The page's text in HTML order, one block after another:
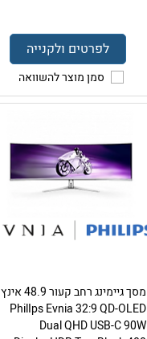
לפרטים ולקנייה
סמן מוצר להשוואה
מסך גיימינג רחב קעור 48.9 אינץ
PhilIps Evnia 32:9 QD-OLED
Dual QHD USB-C 90W